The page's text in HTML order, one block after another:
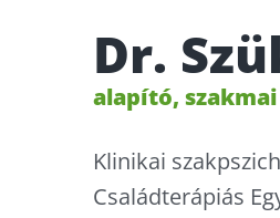
Dr.
alapító,
Klinikai
Családterápiás